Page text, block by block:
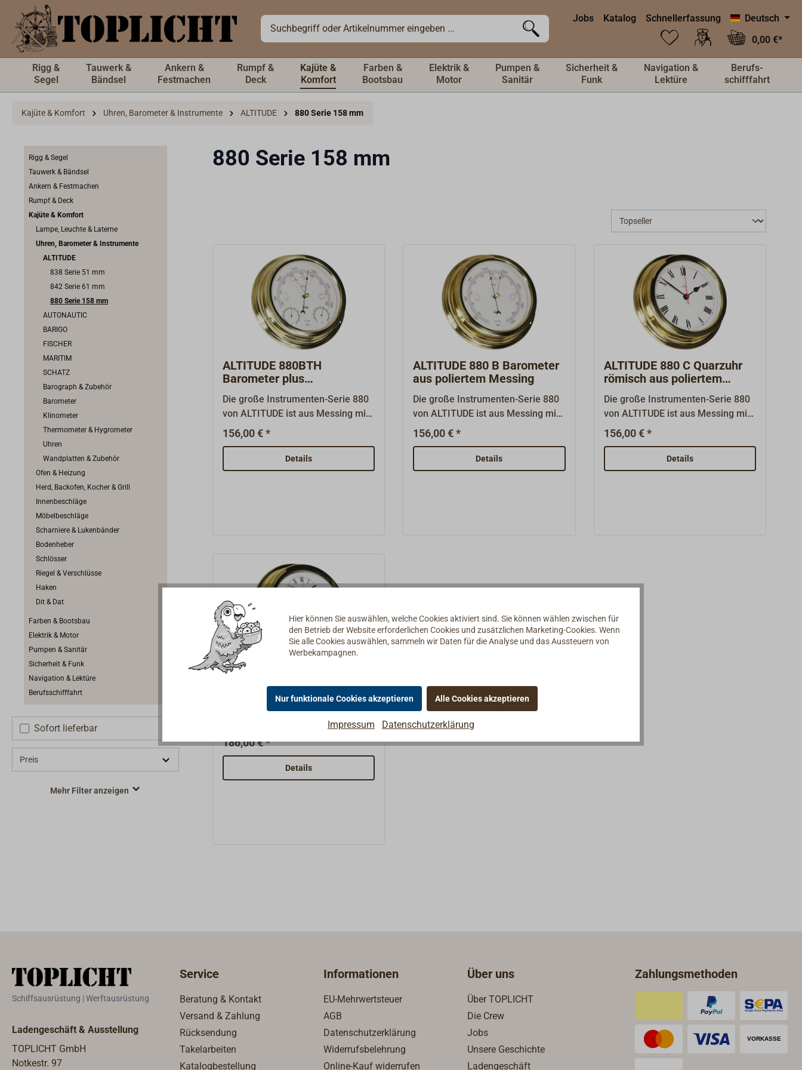
springen Jobs Katalog Schnellerfassung
Deutsch
0,00 €*
Rigg &
Segel
Tauwerk &
Bändsel
Ankern &
Festmachen
Rumpf &
Deck
Kajüte &
Komfort
Farben &
Bootsbau
Elektrik &
Motor
Pumpen &
Sanitär
Sicherheit &
Funk
Navigation &
Lektüre
Berufs-
schifffahrt
Kajüte & Komfort Uhren, Barometer & Instrumente ALTITUDE 880 Serie 158 mm
Rigg & Segel
Tauwerk & Bändsel
Ankern & Festmachen
Rumpf & Deck
Kajüte & Komfort
Lampe, Leuchte & Laterne
Uhren, Barometer & Instrumente
ALTITUDE
838 Serie 51 mm
842 Serie 61 mm
880 Serie 158 mm
AUTONAUTIC
BARIGO
FISCHER
MARITIM
SCHATZ
Barograph & Zubehör
Barometer
Klinometer
Thermometer & Hygrometer
Uhren
Wandplatten & Zubehör
Ofen & Heizung
Herd, Backofen, Kocher & Grill
Innenbeschläge
Möbelbeschläge
Scharniere & Lukenbänder
Bodenheber
Schlösser
Riegel & Verschlüsse
Haken
Dit & Dat
Farben & Bootsbau
Elektrik & Motor
Pumpen & Sanitär
Sicherheit & Funk
Navigation & Lektüre
Berufsschifffahrt
Sofort lieferbar
Preis
Mehr Filter anzeigen
880 Serie 158 mm
ALTITUDE 880BTH
Barometer plus
Comfortmeter aus pol.
Messing
Die große Instrumenten-Serie 880
von ALTITUDE ist aus Messing mit
polierter Oberfläche gefertigt.
Schlichte dekorative Instrumente,
die auch in größeren Räumen
repräsentativ wirken.Das
wird dafür von der Wand
genommen.
156,00 € *
Details
ALTITUDE 880 B Barometer
aus poliertem Messing
Die große Instrumenten-Serie 880
von ALTITUDE ist aus Messing mit
polierter Oberfläche gefertigt.
Schlichte dekorative Instrumente,
die auch in größeren Räumen
repräsentativ wirken.Das
156,00 € *
Details
ALTITUDE 880 C Quarzuhr
römisch aus poliertem
Messing
Die große Instrumenten-Serie 880
von ALTITUDE ist aus Messing mit
polierter Oberfläche gefertigt.
Schlichte dekorative Instrumente,
die auch in größeren Räumen
repräsentativ wirken.Die Quarzuhr
Lieferung ohne Batterie.
156,00 € *
Details
ALTITUDE 880C+BTH
Multifunktionsinstrument
aus Messing
Die große Instrumenten-Serie 880
von ALTITUDE ist aus Messing mit
Schlichte dekorative Instrumente,
die auch in größeren Räumen
repräsentativ wirken.Das
186,00 € *
Details
Schiffsausrüstung | Werftausrüstung
Ladengeschäft & Ausstellung
TOPLICHT GmbH
Notkestr. 97
Service
Beratung & Kontakt
Versand & Zahlung
Rücksendung
Takelarbeiten
Katalogbestellung
Informationen
EU-Mehrwertsteuer
AGB
Datenschutzerklärung
Widerrufsbelehrung
Online-Kauf widerrufen
Über uns
Über TOPLICHT
Die Crew
Jobs
Unsere Geschichte
Ladengeschäft
Zahlungsmethoden
Hier können Sie auswählen, welche Cookies aktiviert sind. Sie können wählen zwischen für
den Betrieb der Website erforderlichen Cookies und zusätzlichen Marketing-Cookies. Wenn
Sie alle Cookies auswählen, sammeln wir Daten für die Analyse und das Aussteuern von
Werbekampagnen.
Nur funktionale Cookies akzeptieren Alle Cookies akzeptieren
Impressum Datenschutzerklärung